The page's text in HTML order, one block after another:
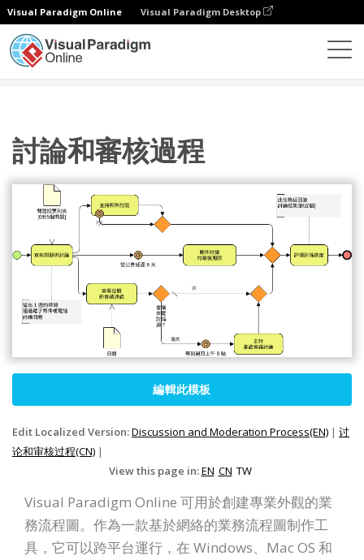
Visual Paradigm Online Visual Paradigm Desktop
討論和審核過程
編輯此模板
Edit Localized Version:Discussion and Moderation Process(EN) | 讨
论和审核过程(CN) |
View this page in:EN CN TW
Visual Paradigm Online 可用於創建專業外觀的業
務流程圖。作為一款基於網絡的業務流程圖制作工
具，它可以跨平台運行，在 Windows、Mac OS 和